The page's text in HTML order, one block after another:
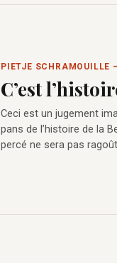
PIETJE
C’est
Ceci est un jugement
pans de l’histoire de la
percé ne sera pas